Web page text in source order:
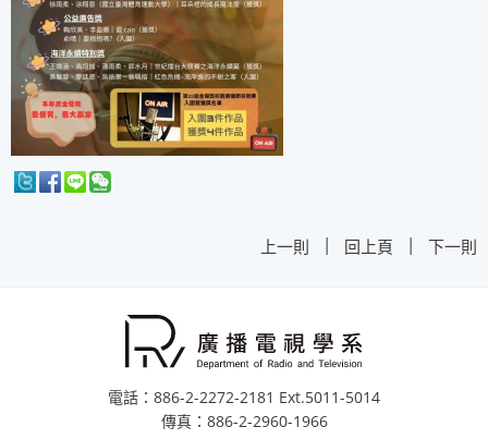
上一則 | 回上頁 | 下一則
電話：886-2-2272-2181 Ext.5011-5014
傳真：886-2-2960-1966